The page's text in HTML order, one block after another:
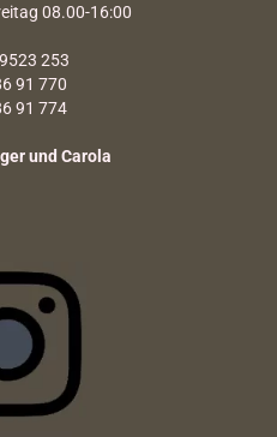
08.00-16:00
253
91 770
91 774
und Carola